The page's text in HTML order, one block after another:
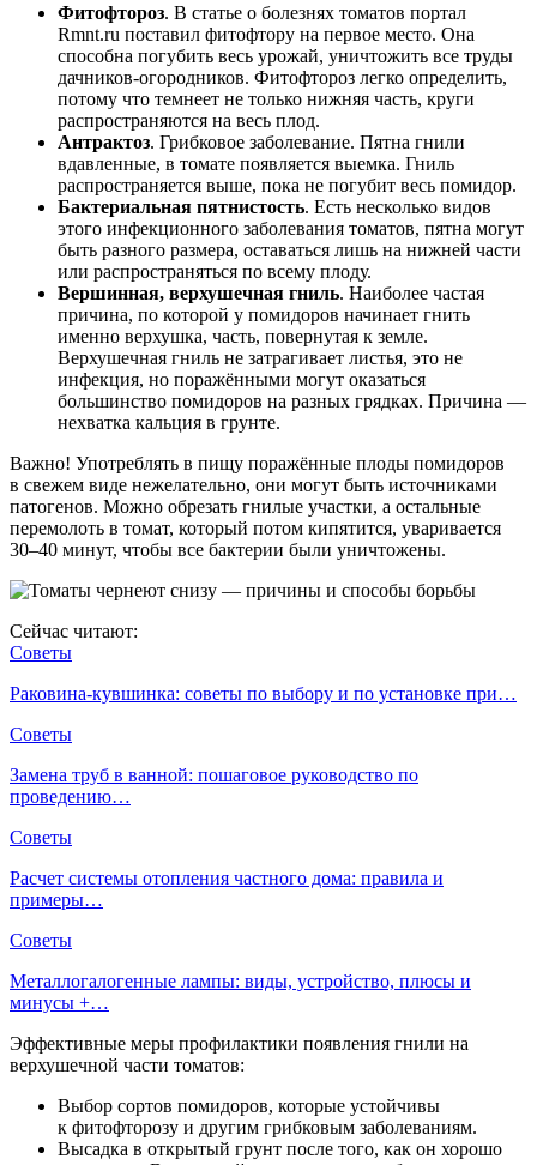
Фитофтороз. В статье о болезнях томатов портал
Rmnt.ru поставил фитофтору на первое место. Она
способна погубить весь урожай, уничтожить все труды
дачников-огородников. Фитофтороз легко определить,
потому что темнеет не только нижняя часть, круги
распространяются на весь плод.
Антрактоз. Грибковое заболевание. Пятна гнили
вдавленные, в томате появляется выемка. Гниль
распространяется выше, пока не погубит весь помидор.
Бактериальная пятнистость. Есть несколько видов
этого инфекционного заболевания томатов, пятна могут
быть разного размера, оставаться лишь на нижней части
или распространяться по всему плоду.
Вершинная, верхушечная гниль. Наиболее частая
причина, по которой у помидоров начинает гнить
именно верхушка, часть, повернутая к земле.
Верхушечная гниль не затрагивает листья, это не
инфекция, но поражёнными могут оказаться
большинство помидоров на разных грядках. Причина —
нехватка кальция в грунте.
Важно! Употреблять в пищу поражённые плоды помидоров
в свежем виде нежелательно, они могут быть источниками
патогенов. Можно обрезать гнилые участки, а остальные
перемолоть в томат, который потом кипятится, уваривается
30–40 минут, чтобы все бактерии были уничтожены.
Сейчас читают:
Советы
Раковина-кувшинка: советы по выбору и по установке при…
Советы
Замена труб в ванной: пошаговое руководство по
проведению…
Советы
Расчет системы отопления частного дома: правила и
примеры…
Советы
Металлогалогенные лампы: виды, устройство, плюсы и
минусы +…
Эффективные меры профилактики появления гнили на
верхушечной части томатов:
Выбор сортов помидоров, которые устойчивы
к фитофторозу и другим грибковым заболеваниям.
Высадка в открытый грунт после того, как он хорошо